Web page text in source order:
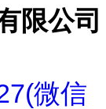
限公司
微信